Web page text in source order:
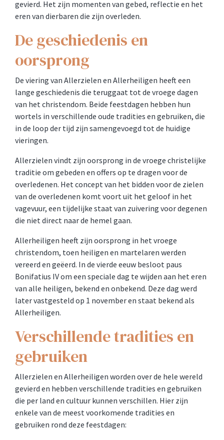
gevierd. Het zijn momenten van gebed, reflectie en het
eren van dierbaren die zijn overleden.
De geschiedenis en
oorsprong
De viering van Allerzielen en Allerheiligen heeft een
lange geschiedenis die teruggaat tot de vroege dagen
van het christendom. Beide feestdagen hebben hun
wortels in verschillende oude tradities en gebruiken, die
in de loop der tijd zijn samengevoegd tot de huidige
vieringen.
Allerzielen vindt zijn oorsprong in de vroege christelijke
traditie om gebeden en offers op te dragen voor de
overledenen. Het concept van het bidden voor de zielen
van de overledenen komt voort uit het geloof in het
vagevuur, een tijdelijke staat van zuivering voor degenen
die niet direct naar de hemel gaan.
Allerheiligen heeft zijn oorsprong in het vroege
christendom, toen heiligen en martelaren werden
vereerd en geëerd. In de vierde eeuw besloot paus
Bonifatius IV om een speciale dag te wijden aan het eren
van alle heiligen, bekend en onbekend. Deze dag werd
later vastgesteld op 1 november en staat bekend als
Allerheiligen.
Verschillende tradities en
gebruiken
Allerzielen en Allerheiligen worden over de hele wereld
gevierd en hebben verschillende tradities en gebruiken
die per land en cultuur kunnen verschillen. Hier zijn
enkele van de meest voorkomende tradities en
gebruiken rond deze feestdagen: